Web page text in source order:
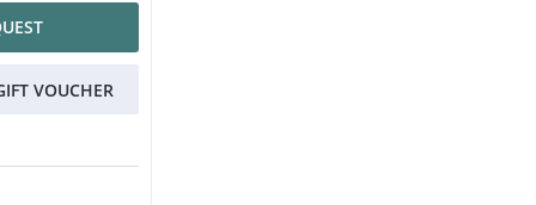
VOUCHER